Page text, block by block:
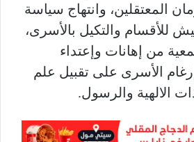
المعتقلين، وانتهاج سياسة
للأقسام والتكيل بالأسرى،
من إهانات وإعتداء
الأسرى على تقبيل علم
الالهية والرسول.